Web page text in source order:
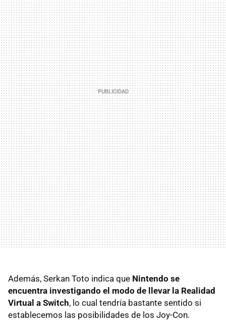
Además, Serkan Toto indica que Nintendo se
encuentra investigando el modo de llevar la Realidad
Virtual a Switch, lo cual tendría bastante sentido si
establecemos las posibilidades de los Joy-Con.